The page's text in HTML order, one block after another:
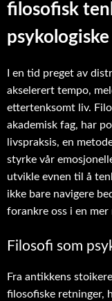
filosofisk
I en tid preget av
akselerert tempo,
ettertenksomt liv.
akademisk fag, har
livspraksis, en
styrke vår
utvikle evnen til å
ikke bare navigere
forankre oss i en
Filosofi som
Fra antikkens
filosofiske retninger,